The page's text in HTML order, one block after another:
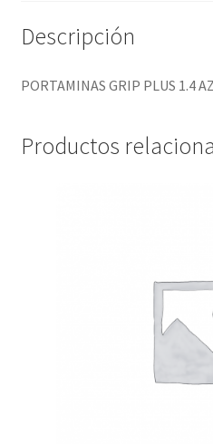
Descripción
PORTAMINAS GRIP PLUS 1.4
Productos